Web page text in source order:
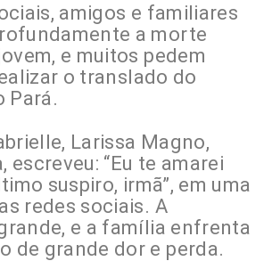
amigos e familiares
a morte
e muitos pedem
o translado do
Pará.
Larissa Magno,
escreveu: “Eu te amarei
suspiro, irmã”, em uma
redes sociais. A
e a família enfrenta
de grande dor e perda.